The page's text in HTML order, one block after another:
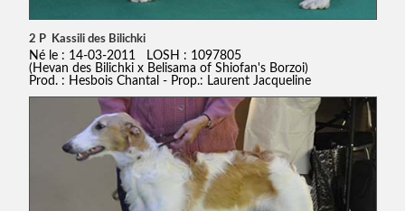
2 P Kassili des Bilichki
Né le : 14-03-2011 LOSH : 1097805
(Hevan des Bilichki x Belisama of Shiofan's Borzoi)
Prod. : Hesbois Chantal - Prop.: Laurent Jacqueline